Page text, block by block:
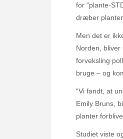
for “plante-
dræber
Men det er
Norden,
forveksling
bruge – og
“Vi fandt, at
Emily Bruns,
planter
Studiet viste